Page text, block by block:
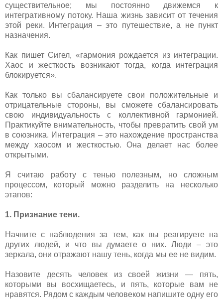
существительное; мы постоянно движемся к
интегративному потоку. Наша жизнь зависит от течения
этой реки. Интеграция – это путешествие, а не пункт
назначения.
Как пишет Сигел, «гармония рождается из интеграции.
Хаос и жесткость возникают тогда, когда интеграция
блокируется».
Как только вы сбалансируете свои положительные и
отрицательные стороны, вы сможете сбалансировать
свою индивидуальность с коллективной гармонией.
Практикуйте внимательность, чтобы превратить свой ум
в союзника. Интеграция – это нахождение пространства
между хаосом и жесткостью. Она делает нас более
открытыми.
Я считаю работу с тенью полезным, но сложным
процессом, который можно разделить на несколько
этапов:
1. Признание тени.
Начните с наблюдения за тем, как вы реагируете на
других людей, и что вы думаете о них. Люди – это
зеркала, они отражают нашу тень, когда мы ее не видим.
Назовите десять человек из своей жизни — пять,
которыми вы восхищаетесь, и пять, которые вам не
нравятся. Рядом с каждым человеком напишите одну его